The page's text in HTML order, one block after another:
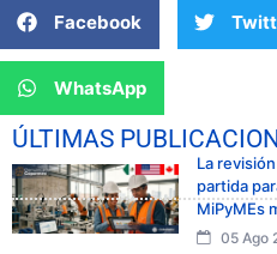
Facebook
WhatsApp
ÚLTIMAS
La
partida
MiPyMEs
05 Ago